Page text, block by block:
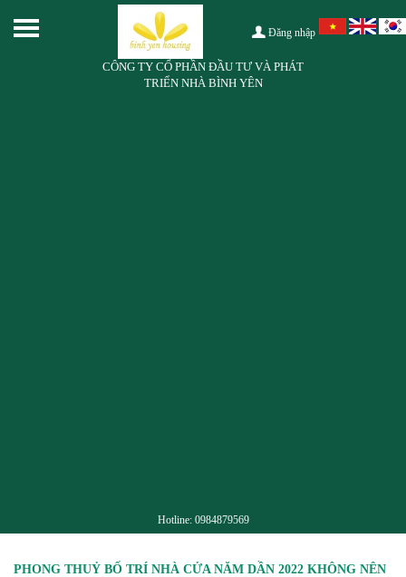
Đăng nhập
CÔNG TY CỔ PHẦN ĐẦU TƯ VÀ PHÁT
TRIỂN NHÀ BÌNH YÊN
Hotline: 0984879569
PHONG THUỶ BỐ TRÍ NHÀ CỬA NĂM DẦN 2022 KHÔNG NÊN